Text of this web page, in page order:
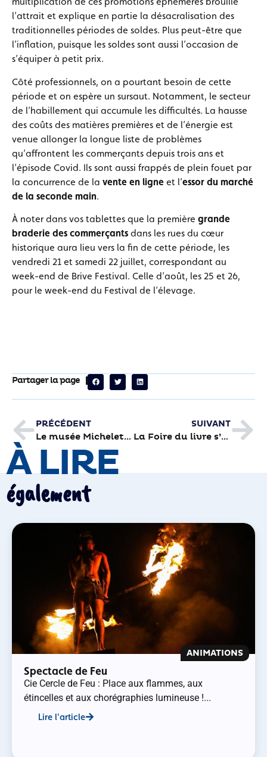
l’attrait et explique en partie la désacralisation des
traditionnelles périodes de soldes. Plus peut-être que
l’inflation, puisque les soldes sont aussi l’occasion de
s’équiper à petit prix.
Côté professionnels, on a pourtant besoin de cette
période et on espère un sursaut. Notamment, le secteur
de l’habillement qui accumule les difficultés. La hausse
des coûts des matières premières et de l’énergie est
venue allonger la longue liste de problèmes
qu’affrontent les commerçants depuis trois ans et
l’épisode Covid. Ils sont aussi frappés de plein fouet par
la concurrence de la vente en ligne et l’essor du marché
de la seconde main.
À noter dans vos tablettes que la première grande
braderie des commerçants dans les rues du cœur
historique aura lieu vers la fin de cette période, les
vendredi 21 et samedi 22 juillet, correspondant au
week-end de Brive Festival. Celle d’août, les 25 et 26,
pour le week-end du Festival de l’élevage.
Partager la page
PRÉCÉDENT
Le musée Michelet a besoin de vous pour monter une expo
SUIVANT
La Foire du livre s’affiche en grand
À LIRE
également
ANIMATIONS
Spectacle de Feu
Cie Cercle de Feu : Place aux flammes, aux
étincelles et aux chorégraphies lumineuse !...
Lire l'article